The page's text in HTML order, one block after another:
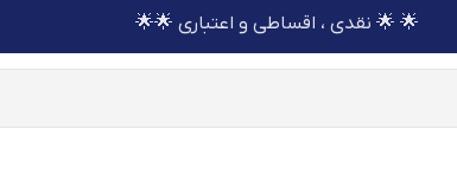
🌟 🌟 نقدی ، اقساطی و اعتباری 🌟🌟